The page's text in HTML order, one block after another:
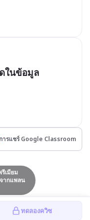
ในข้อมูล
การแชร์ Google Classroom
เมียม
ากแพลน
ทดลองควิซ